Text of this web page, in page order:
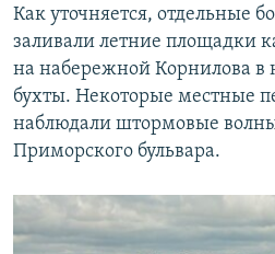
Как уточняется, отдельные
заливали летние площадки
на набережной Корнилова в
бухты. Некоторые местные
наблюдали штормовые
Приморского бульвара.